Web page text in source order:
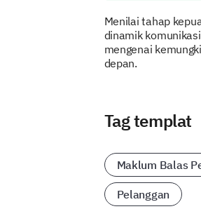
Menilai tahap
dinamik
mengenai
depan.
Tag templat
Maklum Balas
Pelanggan